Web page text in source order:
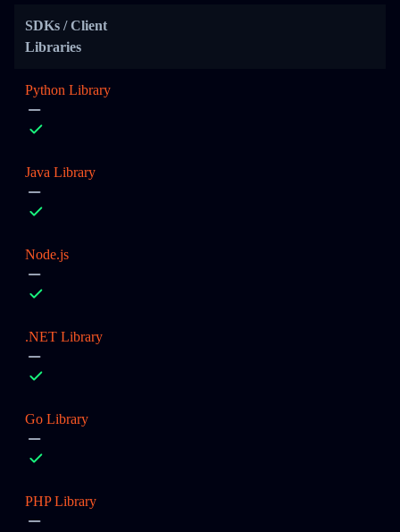
SDKs / Client
Libraries
Python Library
Java Library
Node.js
.NET Library
Go Library
PHP Library